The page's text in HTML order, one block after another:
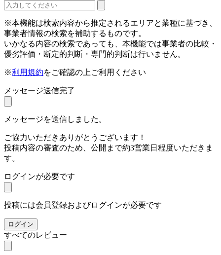
※本機能は検索内容から推定されるエリアと業種に基づき、
事業者情報の検索を補助するものです。
いかなる内容の検索であっても、本機能では事業者の比較・
優劣評価・断定的判断・専門的判断は行いません。
※利用規約をご確認の上ご利用ください
メッセージ送信完了
メッセージを送信しました。
ご協力いただきありがとうございます！
投稿内容の審査のため、公開まで約3営業日程度いただきま
す。
ログインが必要です
投稿には会員登録およびログインが必要です
ログイン
すべてのレビュー